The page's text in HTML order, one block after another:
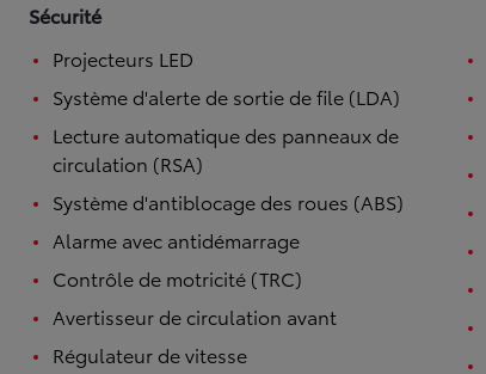
Sécurité
Projecteurs LED
Système d'alerte de sortie de file (LDA)
Lecture automatique des panneaux de
circulation (RSA)
Système d'antiblocage des roues (ABS)
Alarme avec antidémarrage
Contrôle de motricité (TRC)
Avertisseur de circulation avant
Régulateur de vitesse